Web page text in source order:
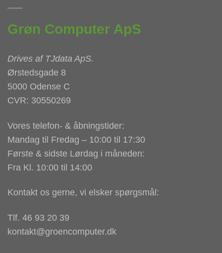
Grøn Computer ApS
Drives af TJdata ApS.
Ørstedsgade 8
5000 Odense C
CVR: 30550269
Vores telefon- & åbningstider:
Mandag til Fredag – 10:00 til 17:30
Første & sidste Lørdag i måneden:
Fra Kl. 10:00 til 14:00
Kontakt os gerne, vi elsker spørgsmål:
Tlf. 46 93 20 39
kontakt@groencomputer.dk